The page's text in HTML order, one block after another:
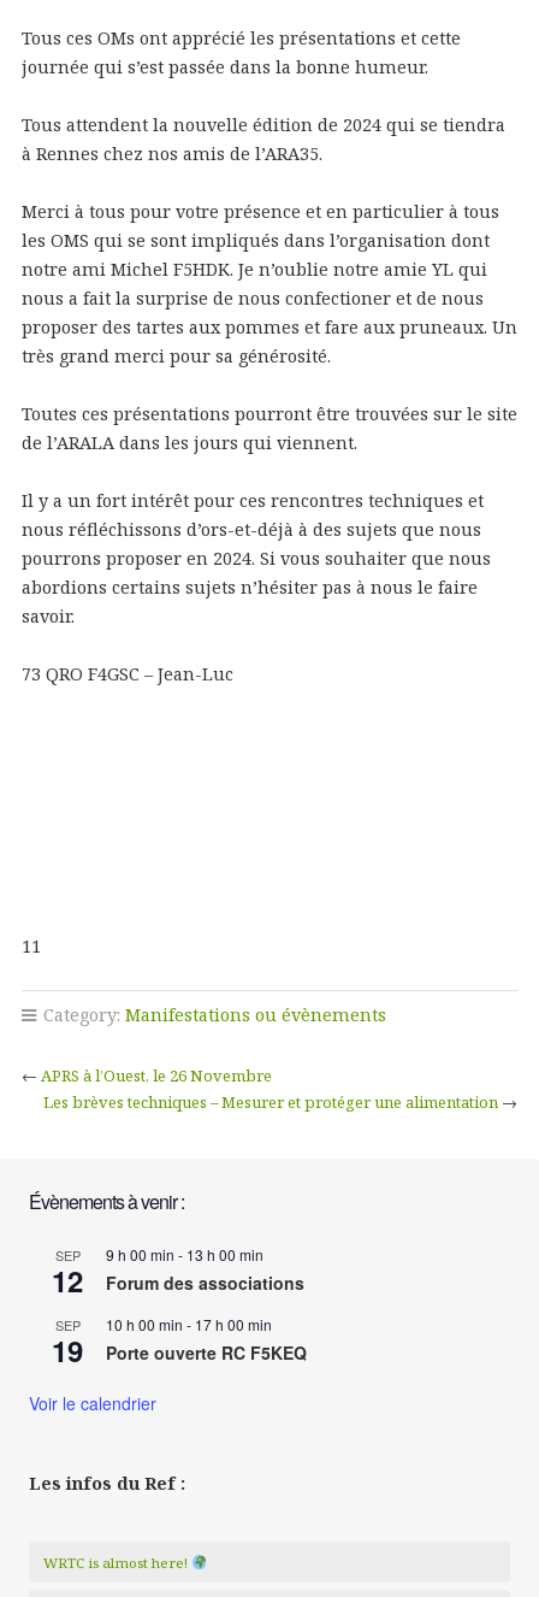
Tous ces OMs ont apprécié les présentations et cette
journée qui s’est passée dans la bonne humeur.
Tous attendent la nouvelle édition de 2024 qui se tiendra
à Rennes chez nos amis de l’ARA35.
Merci à tous pour votre présence et en particulier à tous
les OMS qui se sont impliqués dans l’organisation dont
notre ami Michel F5HDK. Je n’oublie notre amie YL qui
nous a fait la surprise de nous confectioner et de nous
proposer des tartes aux pommes et fare aux pruneaux. Un
très grand merci pour sa générosité.
Toutes ces présentations pourront être trouvées sur le site
de l’ARALA dans les jours qui viennent.
Il y a un fort intérêt pour ces rencontres techniques et
nous réfléchissons d’ors-et-déjà à des sujets que nous
pourrons proposer en 2024. Si vous souhaiter que nous
abordions certains sujets n’hésiter pas à nous le faire
savoir.
73 QRO F4GSC – Jean-Luc
11
Category: Manifestations ou évènements
← APRS à l’Ouest, le 26 Novembre
Les brèves techniques – Mesurer et protéger une alimentation →
Évènements à venir :
SEP
12
9 h 00 min - 13 h 00 min
Forum des associations
SEP
19
10 h 00 min - 17 h 00 min
Porte ouverte RC F5KEQ
Voir le calendrier
Les infos du Ref :
WRTC is almost here!